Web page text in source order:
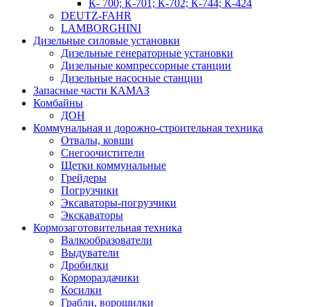
К- 700; К-701; К-702; К-744; К-424
DEUTZ-FAHR
LAMBORGHINI
Дизельные силовые установки
Дизельные генераторные установки
Дизельные компрессорные станции
Дизельные насосные станции
Запасные части КАМАЗ
Комбайны
ДОН
Коммунальная и дорожно-строительная техника
Отвалы, ковши
Снегоочистители
Щетки коммунальные
Грейдеры
Погрузчики
Эксаваторы-погрузчики
Экскаваторы
Кормозаготовительная техника
Валкообразователи
Выдуватели
Дробилки
Кормораздачики
Косилки
Грабли, ворошилки